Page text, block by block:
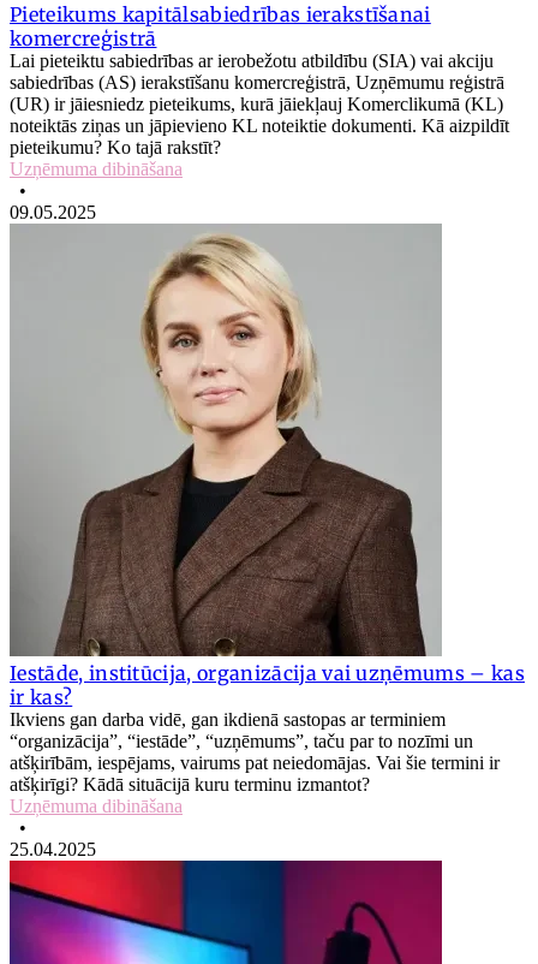
Pieteikums kapitālsabiedrības ierakstīšanai
komercreģistrā
Lai pieteiktu sabiedrības ar ierobežotu atbildību (SIA) vai akciju
sabiedrības (AS) ierakstīšanu komercreģistrā, Uzņēmumu reģistrā
(UR) ir jāiesniedz pieteikums, kurā jāiekļauj Komerclikumā (KL)
noteiktās ziņas un jāpievieno KL noteiktie dokumenti. Kā aizpildīt
pieteikumu? Ko tajā rakstīt?
Uzņēmuma dibināšana
•
09.05.2025
Iestāde, institūcija, organizācija vai uzņēmums – kas
ir kas?
Ikviens gan darba vidē, gan ikdienā sastopas ar terminiem
“organizācija”, “iestāde”, “uzņēmums”, taču par to nozīmi un
atšķirībām, iespējams, vairums pat neiedomājas. Vai šie termini ir
atšķirīgi? Kādā situācijā kuru terminu izmantot?
Uzņēmuma dibināšana
•
25.04.2025